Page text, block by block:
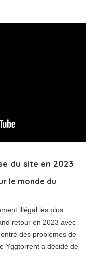
du site en 2023
le monde du
illégal les plus
retour en 2023 avec
des problèmes de
Yggtorrent a décidé de